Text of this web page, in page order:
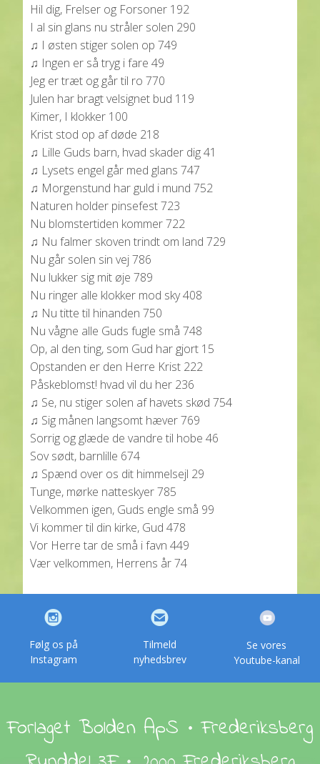
Hil dig, Frelser og Forsoner 192
I al sin glans nu stråler solen 290
♫ I østen stiger solen op 749
♫ Ingen er så tryg i fare 49
Jeg er træt og går til ro 770
Julen har bragt velsignet bud 119
Kimer, I klokker 100
Krist stod op af døde 218
♫ Lille Guds barn, hvad skader dig 41
♫ Lysets engel går med glans 747
♫ Morgenstund har guld i mund 752
Naturen holder pinsefest 723
Nu blomstertiden kommer 722
♫ Nu falmer skoven trindt om land 729
Nu går solen sin vej 786
Nu lukker sig mit øje 789
Nu ringer alle klokker mod sky 408
♫ Nu titte til hinanden 750
Nu vågne alle Guds fugle små 748
Op, al den ting, som Gud har gjort 15
Opstanden er den Herre Krist 222
Påskeblomst! hvad vil du her 236
♫ Se, nu stiger solen af havets skød 754
♫ Sig månen langsomt hæver 769
Sorrig og glæde de vandre til hobe 46
Sov sødt, barnlille 674
♫ Spænd over os dit himmelsejl 29
Tunge, mørke natteskyer 785
Velkommen igen, Guds engle små 99
Vi kommer til din kirke, Gud 478
Vor Herre tar de små i favn 449
Vær velkommen, Herrens år 74
Følg os på
Instagram
Tilmeld
nyhedsbrev
Se vores
Youtube-kanal
Forlaget Bolden ApS • Frederiksberg